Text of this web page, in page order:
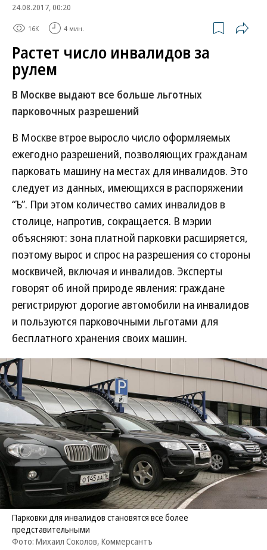
24.08.2017, 00:20
16K 4 мин.
Растет число инвалидов за
рулем
В Москве выдают все больше льготных
парковочных разрешений
В Москве втрое выросло число оформляемых
ежегодно разрешений, позволяющих гражданам
парковать машину на местах для инвалидов. Это
следует из данных, имеющихся в распоряжении
“Ъ”. При этом количество самих инвалидов в
столице, напротив, сокращается. В мэрии
объясняют: зона платной парковки расширяется,
поэтому вырос и спрос на разрешения со стороны
москвичей, включая и инвалидов. Эксперты
говорят об иной природе явления: граждане
регистрируют дорогие автомобили на инвалидов
и пользуются парковочными льготами для
бесплатного хранения своих машин.
Парковки для инвалидов становятся все более
представительными
Фото: Михаил Соколов, Коммерсантъ